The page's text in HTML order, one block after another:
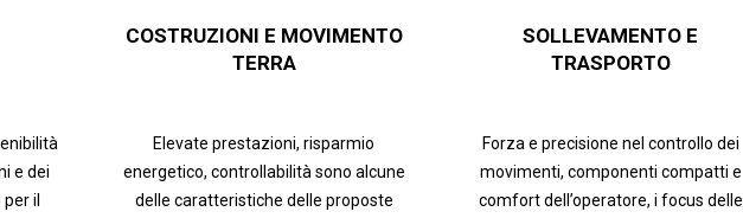
e dei
il
COSTRUZIONI E MOVIMENTO
TERRA
Elevate prestazioni, risparmio
energetico, controllabilità sono alcune
delle caratteristiche delle proposte
SOLLEVAMENTO E
TRASPORTO
Forza e precisione nel controllo dei
movimenti, componenti compatti e
comfort dell’operatore, i focus delle